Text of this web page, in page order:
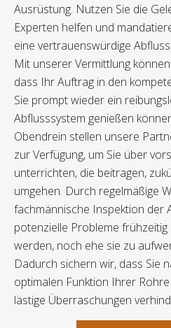
Ausrüstung. Nutzen Sie die
Experten helfen und
eine vertrauenswürdige
Mit unserer Vermittlung
dass Ihr Auftrag in den
Sie prompt wieder ein
Abflusssystem genießen
Obendrein stellen unsere
zur Verfügung, um Sie über
unterrichten, die beitragen,
umgehen. Durch regelmäßige
fachmännische Inspektion der
potenzielle Probleme
werden, noch ehe sie zu
Dadurch sichern wir, dass Sie
optimalen Funktion Ihrer
lästige Überraschungen